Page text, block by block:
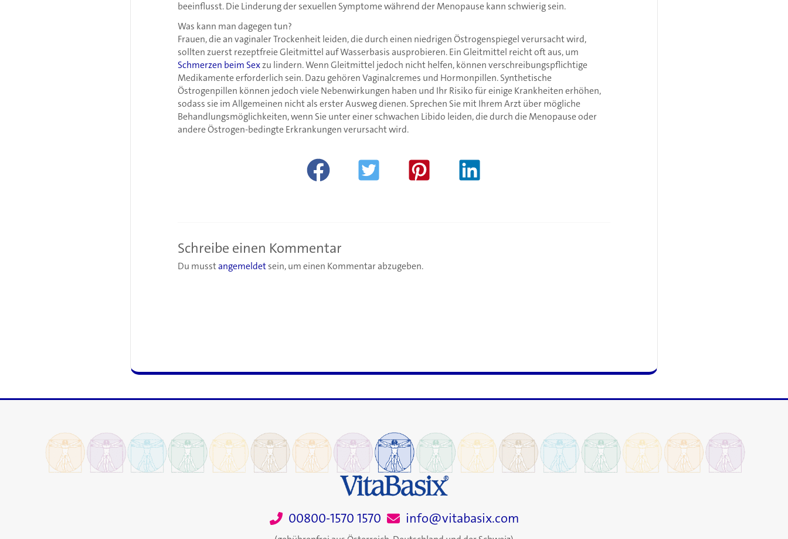
beeinflusst. Die Linderung der sexuellen Symptome während der Menopause kann schwierig sein.
Was kann man dagegen tun?
Frauen, die an vaginaler Trockenheit leiden, die durch einen niedrigen Östrogenspiegel verursacht wird,
sollten zuerst rezeptfreie Gleitmittel auf Wasserbasis ausprobieren. Ein Gleitmittel reicht oft aus, um
Schmerzen beim Sexzu lindern. Wenn Gleitmittel jedoch nicht helfen, können verschreibungspflichtige
Medikamente erforderlich sein. Dazu gehören Vaginalcremes und Hormonpillen. Synthetische
Östrogenpillen können jedoch viele Nebenwirkungen haben und Ihr Risiko für einige Krankheiten erhöhen,
sodass sie im Allgemeinen nicht als erster Ausweg dienen. Sprechen Sie mit Ihrem Arzt über mögliche
Behandlungsmöglichkeiten, wenn Sie unter einer schwachen Libido leiden, die durch die Menopause oder
andere Östrogen-bedingte Erkrankungen verursacht wird.
Schreibe einen Kommentar
Du musstangemeldet sein, um einen Kommentar abzugeben.
00800-1570 1570 info@vitabasix.com